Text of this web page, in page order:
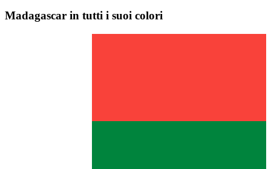
Madagascar in tutti i suoi colori